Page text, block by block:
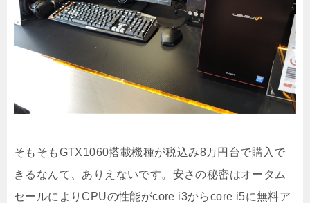
そもそもGTX1060搭載機種が税込み8万円台で購入で
きるなんて、ありえないです。安さの秘密はオータム
セールによりCPUの性能がcore i3からcore i5に無料ア